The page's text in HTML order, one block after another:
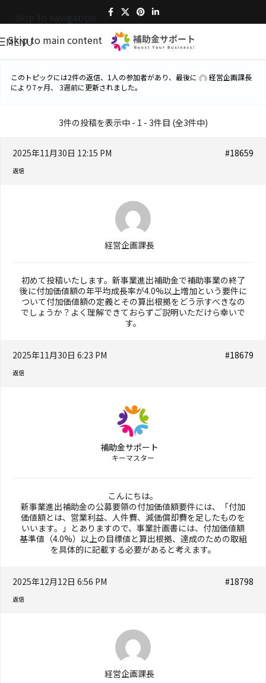
Skip to main content
MENU
このトピックには2件の返信、1人の参加者があり、最後に
経営企画課長
により7ヶ月、 3週前に更新されました。
3件の投稿を表示中 - 1 - 3件目 (全3件中)
2025年11月30日 12:15 PM #18659
返信
経営企画課長
初めて投稿いたします。新事業進出補助金で補助事業の終了
後に付加価値額の年平均成長率が4.0%以上増加という要件に
ついて付加価値額の定義とその算出根拠をどう示すべきなの
でしょうか？よく理解できておらずご説明いただけら幸いで
す。
2025年11月30日 6:23 PM #18679
返信
補助金サポート
キーマスター
こんにちは。
新事業進出補助金の公募要領の付加価値額要件には、「付加
価値額とは、営業利益、人件費、減価償却費を足したものを
いいます。」とありますので、事業計画書には、付加価値額
基準値（4.0%）以上の目標値と算出根拠、達成のための取組
を具体的に記載する必要があると考えます。
2025年12月12日 6:56 PM #18798
返信
経営企画課長